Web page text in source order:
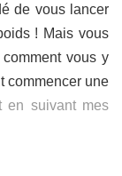
de vous lancer
! Mais vous
vous y
commencer une
en suivant mes